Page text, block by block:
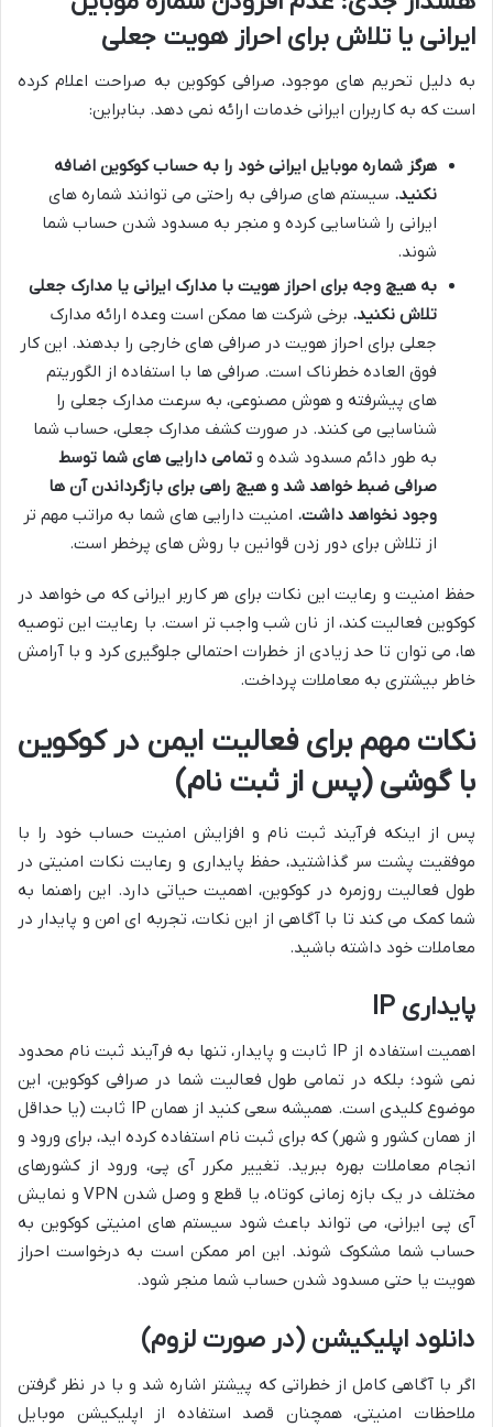
ایرانی یا تلاش برای احراز هویت جعلی
به دلیل تحریم های موجود، صرافی کوکوین به صراحت اعلام کرده
است که به کاربران ایرانی خدمات ارائه نمی دهد. بنابراین:
هرگز شماره موبایل ایرانی خود را به حساب کوکوین اضافه
نکنید. سیستم های صرافی به راحتی می توانند شماره های
ایرانی را شناسایی کرده و منجر به مسدود شدن حساب شما
شوند.
به هیچ وجه برای احراز هویت با مدارک ایرانی یا مدارک جعلی
تلاش نکنید. برخی شرکت ها ممکن است وعده ارائه مدارک
جعلی برای احراز هویت در صرافی های خارجی را بدهند. این کار
فوق العاده خطرناک است. صرافی ها با استفاده از الگوریتم
های پیشرفته و هوش مصنوعی، به سرعت مدارک جعلی را
شناسایی می کنند. در صورت کشف مدارک جعلی، حساب شما
به طور دائم مسدود شده و تمامی دارایی های شما توسط
صرافی ضبط خواهد شد و هیچ راهی برای بازگرداندن آن ها
وجود نخواهد داشت. امنیت دارایی های شما به مراتب مهم تر
از تلاش برای دور زدن قوانین با روش های پرخطر است.
حفظ امنیت و رعایت این نکات برای هر کاربر ایرانی که می خواهد در
کوکوین فعالیت کند، از نان شب واجب تر است. با رعایت این توصیه
ها، می توان تا حد زیادی از خطرات احتمالی جلوگیری کرد و با آرامش
خاطر بیشتری به معاملات پرداخت.
نکات مهم برای فعالیت ایمن در کوکوین
با گوشی (پس از ثبت نام)
پس از اینکه فرآیند ثبت نام و افزایش امنیت حساب خود را با
موفقیت پشت سر گذاشتید، حفظ پایداری و رعایت نکات امنیتی در
طول فعالیت روزمره در کوکوین، اهمیت حیاتی دارد. این راهنما به
شما کمک می کند تا با آگاهی از این نکات، تجربه ای امن و پایدار در
معاملات خود داشته باشید.
پایداری IP
اهمیت استفاده از IP ثابت و پایدار، تنها به فرآیند ثبت نام محدود
نمی شود؛ بلکه در تمامی طول فعالیت شما در صرافی کوکوین، این
موضوع کلیدی است. همیشه سعی کنید از همان IP ثابت (یا حداقل
از همان کشور و شهر) که برای ثبت نام استفاده کرده اید، برای ورود و
انجام معاملات بهره ببرید. تغییر مکرر آی پی، ورود از کشورهای
مختلف در یک بازه زمانی کوتاه، یا قطع و وصل شدن VPN و نمایش
آی پی ایرانی، می تواند باعث شود سیستم های امنیتی کوکوین به
حساب شما مشکوک شوند. این امر ممکن است به درخواست احراز
هویت یا حتی مسدود شدن حساب شما منجر شود.
دانلود اپلیکیشن (در صورت لزوم)
اگر با آگاهی کامل از خطراتی که پیشتر اشاره شد و با در نظر گرفتن
ملاحظات امنیتی، همچنان قصد استفاده از اپلیکیشن موبایل